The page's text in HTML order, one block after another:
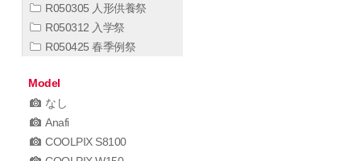
R050305 人形供養祭
R050312 入学祭
R050425 春季例祭
Model
なし
Anafi
COOLPIX S8100